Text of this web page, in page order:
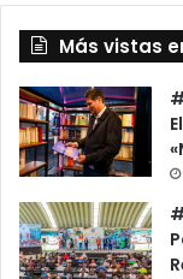
Más vistas